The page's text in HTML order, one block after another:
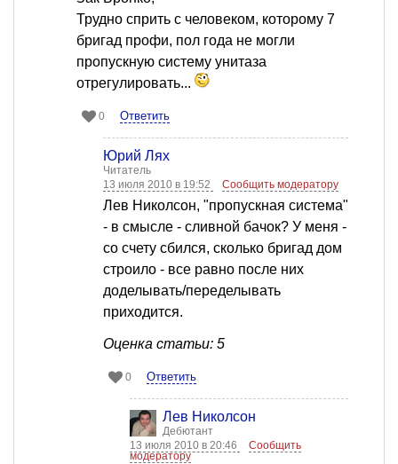
Трудно сприть с человеком, которому 7
бригад профи, пол года не могли
пропускную систему унитаза
отрегулировать...
0 Ответить
Юрий Лях
Читатель
13 июля 2010 в 19:52
Сообщить модератору
Лев Николсон, "пропускная система"
- в смысле - сливной бачок? У меня -
со счету сбился, сколько бригад дом
строило - все равно после них
доделывать/переделывать
приходится.
Оценка статьи: 5
0 Ответить
Лев Николсон
Дебютант
13 июля 2010 в 20:46
Сообщить
модератору